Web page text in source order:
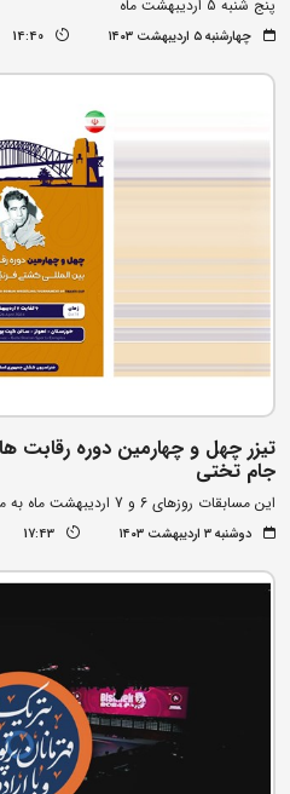
پنج شنبه 5 اردیبهشت ماه
چهارشنبه ۵ اردیبهشت ۱۴۰۳ 14:40
تیزر چهل و چهارمین دوره رقابت
جام تختی
این مسابقات روزهای 6 و 7 اردیبهشت ماه به میزبانی شهر اهواز برگزار می شود
دوشنبه ۳ اردیبهشت ۱۴۰۳ 17:43